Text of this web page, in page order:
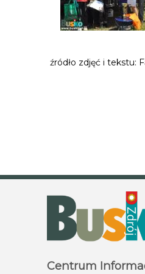
źródło zdjęć i tekstu:
Centrum